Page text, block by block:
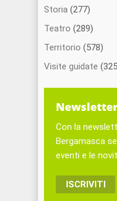
Storia (277)
Teatro (289)
Territorio (578)
Visite guidate
Newsletter
Con la
Bergamasca
eventi e le
ISCRIVITI